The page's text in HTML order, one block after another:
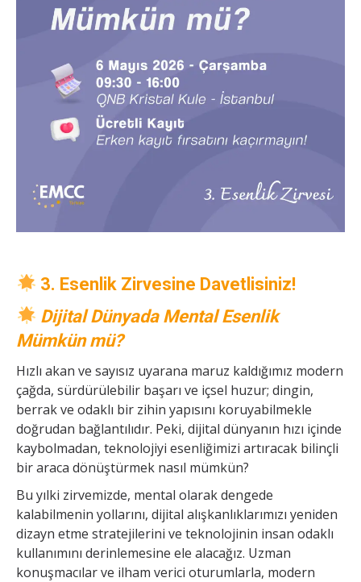
3. Esenlik Zirvesine Davetlisiniz!
Dijital Dünyada Mental Esenlik
Mümkün mü?
Hızlı akan ve sayısız uyarana maruz kaldığımız modern
çağda, sürdürülebilir başarı ve içsel huzur; dingin,
berrak ve odaklı bir zihin yapısını koruyabilmekle
doğrudan bağlantılıdır. Peki, dijital dünyanın hızı içinde
kaybolmadan, teknolojiyi esenliğimizi artıracak bilinçli
bir araca dönüştürmek nasıl mümkün?
Bu yılki zirvemizde, mental olarak dengede
kalabilmenin yollarını, dijital alışkanlıklarımızı yeniden
dizayn etme stratejilerini ve teknolojinin insan odaklı
kullanımını derinlemesine ele alacağız. Uzman
konuşmacılar ve ilham verici oturumlarla, modern